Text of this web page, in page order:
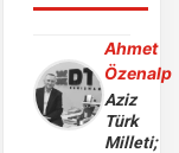
Ahmet
Özenalp
Aziz
Türk
Milleti;